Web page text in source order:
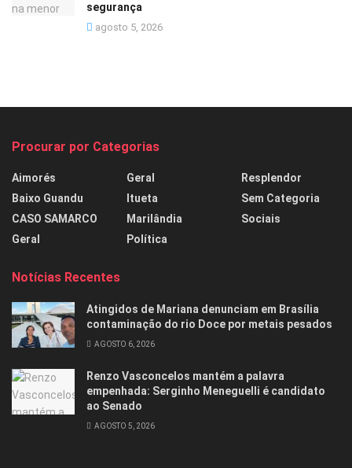
segurança
agosto 5, 2026
Procurar por Categorias
Aimorés
Baixo Guandu
CASO SAMARCO
Geral
Geral
Itueta
Marilândia
Política
Resplendor
Sem Categoria
Sociais
Notícias Recentes
Atingidos de Mariana denunciam em Brasília
contaminação do rio Doce por metais pesados
AGOSTO 6, 2026
Renzo Vasconcelos mantém a palavra
empenhada: Serginho Meneguelli é candidato
ao Senado
AGOSTO 5, 2026